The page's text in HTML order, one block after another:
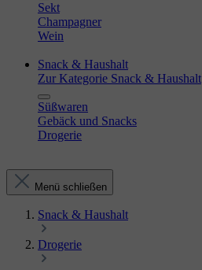
Sekt
Champagner
Wein
Snack & Haushalt
Zur Kategorie Snack & Haushalt
Süßwaren
Gebäck und Snacks
Drogerie
Menü schließen
Snack & Haushalt
Drogerie